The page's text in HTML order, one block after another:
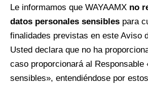
Le informamos que WAYAAMX no
datos personales sensibles para
finalidades previstas en este Aviso
Usted declara que no ha
caso proporcionará al Responsable
sensibles», entendiéndose por